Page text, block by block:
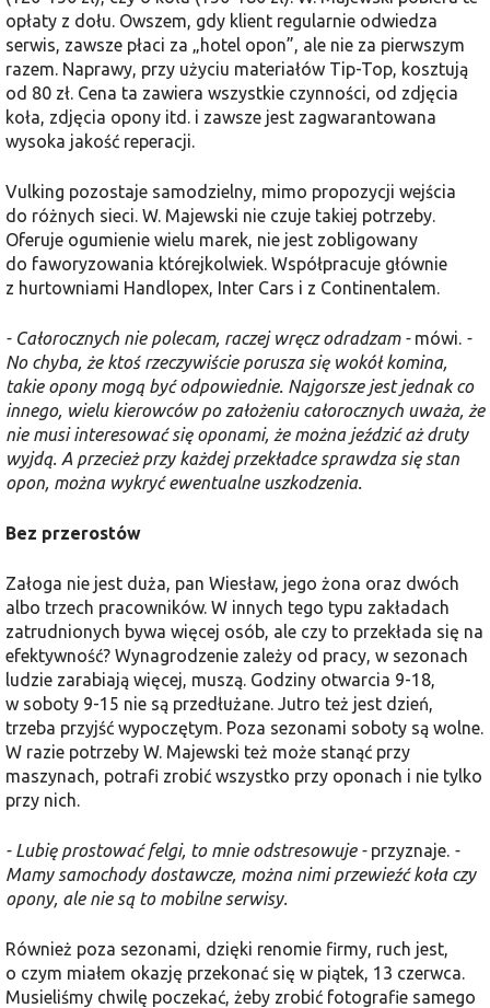
opłaty z dołu. Owszem, gdy klient regularnie odwiedza
serwis, zawsze płaci za „hotel opon”, ale nie za pierwszym
razem. Naprawy, przy użyciu materiałów Tip-Top, kosztują
od 80 zł. Cena ta zawiera wszystkie czynności, od zdjęcia
koła, zdjęcia opony itd. i zawsze jest zagwarantowana
wysoka jakość reperacji.
Vulking pozostaje samodzielny, mimo propozycji wejścia
do różnych sieci. W. Majewski nie czuje takiej potrzeby.
Oferuje ogumienie wielu marek, nie jest zobligowany
do faworyzowania którejkolwiek. Współpracuje głównie
z hurtowniami Handlopex, Inter Cars i z Continentalem.
- Całorocznych nie polecam, raczej wręcz odradzam - mówi. -
No chyba, że ktoś rzeczywiście porusza się wokół komina,
takie opony mogą być odpowiednie. Najgorsze jest jednak co
innego, wielu kierowców po założeniu całorocznych uważa, że
nie musi interesować się oponami, że można jeździć aż druty
wyjdą. A przecież przy każdej przekładce sprawdza się stan
opon, można wykryć ewentualne uszkodzenia.
Bez przerostów
Załoga nie jest duża, pan Wiesław, jego żona oraz dwóch
albo trzech pracowników. W innych tego typu zakładach
zatrudnionych bywa więcej osób, ale czy to przekłada się na
efektywność? Wynagrodzenie zależy od pracy, w sezonach
ludzie zarabiają więcej, muszą. Godziny otwarcia 9-18,
w soboty 9-15 nie są przedłużane. Jutro też jest dzień,
trzeba przyjść wypoczętym. Poza sezonami soboty są wolne.
W razie potrzeby W. Majewski też może stanąć przy
maszynach, potrafi zrobić wszystko przy oponach i nie tylko
przy nich.
- Lubię prostować felgi, to mnie odstresowuje - przyznaje. -
Mamy samochody dostawcze, można nimi przewieźć koła czy
opony, ale nie są to mobilne serwisy.
Również poza sezonami, dzięki renomie firmy, ruch jest,
o czym miałem okazję przekonać się w piątek, 13 czerwca.
Musieliśmy chwilę poczekać, żeby zrobić fotografie samego